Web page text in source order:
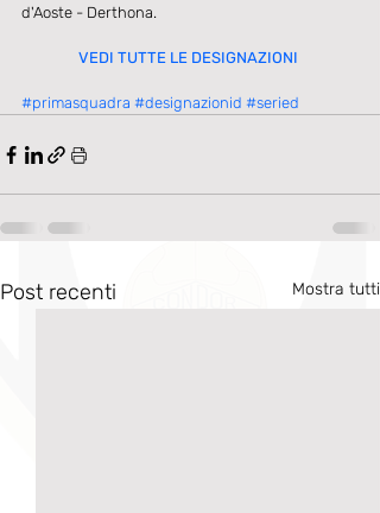
d'Aoste - Derthona.
VEDI TUTTE LE DESIGNAZIONI
#primasquadra #designazionid #seried
Post recenti Mostra tutti